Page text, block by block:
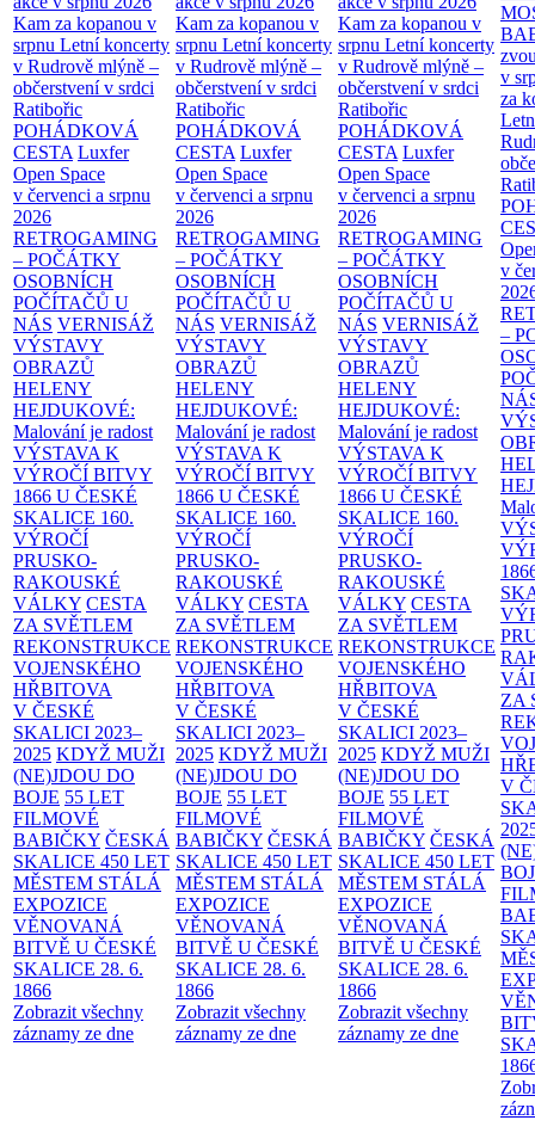
Kam za kopanou v
srpnu Letní koncerty
v Rudrově mlýně –
občerstvení v srdci
Ratibořic
POHÁDKOVÁ
CESTA Luxfer
Open Space
v červenci a srpnu
2026
RETROGAMING
– POČÁTKY
OSOBNÍCH
POČÍTAČŮ U
NÁS VERNISÁŽ
VÝSTAVY
OBRAZŮ
HELENY
HEJDUKOVÉ:
Malování je radost
VÝSTAVA K
VÝROČÍ BITVY
1866 U ČESKÉ
SKALICE 160.
VÝROČÍ
PRUSKO-
RAKOUSKÉ
VÁLKY CESTA
ZA SVĚTLEM
REKONSTRUKCE
VOJENSKÉHO
HŘBITOVA
V ČESKÉ
SKALICI 2023–
2025 KDYŽ MUŽI
(NE)JDOU DO
BOJE 55 LET
FILMOVÉ
BABIČKY ČESKÁ
SKALICE 450 LET
MĚSTEM STÁLÁ
EXPOZICE
VĚNOVANÁ
BITVĚ U ČESKÉ
SKALICE 28. 6.
1866
Zobrazit všechny
záznamy ze dne
Kam za kopanou v
srpnu Letní koncerty
v Rudrově mlýně –
občerstvení v srdci
Ratibořic
POHÁDKOVÁ
CESTA Luxfer
Open Space
v červenci a srpnu
2026
RETROGAMING
– POČÁTKY
OSOBNÍCH
POČÍTAČŮ U
NÁS VERNISÁŽ
VÝSTAVY
OBRAZŮ
HELENY
HEJDUKOVÉ:
Malování je radost
VÝSTAVA K
VÝROČÍ BITVY
1866 U ČESKÉ
SKALICE 160.
VÝROČÍ
PRUSKO-
RAKOUSKÉ
VÁLKY CESTA
ZA SVĚTLEM
REKONSTRUKCE
VOJENSKÉHO
HŘBITOVA
V ČESKÉ
SKALICI 2023–
2025 KDYŽ MUŽI
(NE)JDOU DO
BOJE 55 LET
FILMOVÉ
BABIČKY ČESKÁ
SKALICE 450 LET
MĚSTEM STÁLÁ
EXPOZICE
VĚNOVANÁ
BITVĚ U ČESKÉ
SKALICE 28. 6.
1866
Zobrazit všechny
záznamy ze dne
Kam za kopanou v
srpnu Letní koncerty
v Rudrově mlýně –
občerstvení v srdci
Ratibořic
POHÁDKOVÁ
CESTA Luxfer
Open Space
v červenci a srpnu
2026
RETROGAMING
– POČÁTKY
OSOBNÍCH
POČÍTAČŮ U
NÁS VERNISÁŽ
VÝSTAVY
OBRAZŮ
HELENY
HEJDUKOVÉ:
Malování je radost
VÝSTAVA K
VÝROČÍ BITVY
1866 U ČESKÉ
SKALICE 160.
VÝROČÍ
PRUSKO-
RAKOUSKÉ
VÁLKY CESTA
ZA SVĚTLEM
REKONSTRUKCE
VOJENSKÉHO
HŘBITOVA
V ČESKÉ
SKALICI 2023–
2025 KDYŽ MUŽI
(NE)JDOU DO
BOJE 55 LET
FILMOVÉ
BABIČKY ČESKÁ
SKALICE 450 LET
MĚSTEM STÁLÁ
EXPOZICE
VĚNOVANÁ
BITVĚ U ČESKÉ
SKALICE 28. 6.
1866
Zobrazit všechny
záznamy ze dne
v
za
v
–
ZA
V